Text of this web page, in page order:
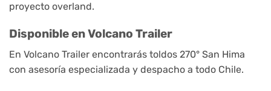
proyecto overland.
Disponible en Volcano Trailer
En Volcano Trailer encontrarás toldos 270° San Hima
con asesoría especializada y despacho a todo Chile.